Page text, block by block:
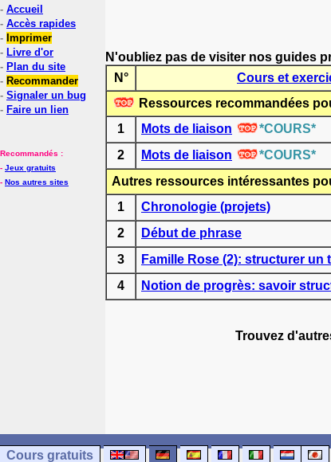
- Accueil
- Accès rapides
- Imprimer
- Livre d'or
- Plan du site
- Recommander
- Signaler un bug
- Faire un lien
Recommandés :
- Jeux gratuits
- Nos autres sites
N'oubliez pas de visiter nos guides
N°
Cours et
Ressources recommandées
1
Mots de liaison *COURS*
2
Mots de liaison *COURS*
Autres ressources intéressantes
1
Chronologie (projets)
2
Début de phrase
3
Famille Rose (2): structurer un
4
Notion de progrès: savoir
Trouvez
Cours gratuits